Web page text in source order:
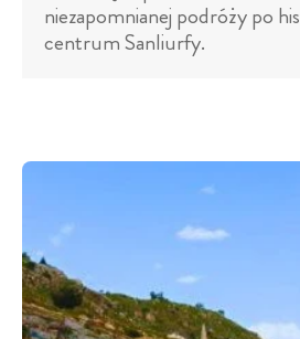
niezapomnianej podróży po
centrum Sanliurfy.